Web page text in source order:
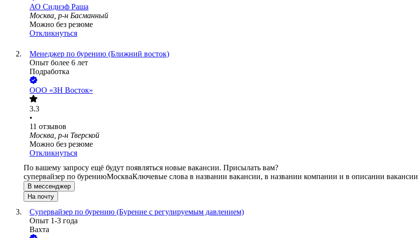
АО Сидиэф Раша
Москва, р-н Басманный
Можно без резюме
Откликнуться
Менеджер по бурению (Ближний восток)
Опыт более 6 лет
Подработка
ООО «ЗН Восток»
3.3
•
11 отзывов
Москва, р-н Тверской
Можно без резюме
Откликнуться
По вашему запросу ещё будут появляться новые вакансии. Присылать вам?
супервайзер по бурениюМоскваКлючевые слова в названии вакансии, в названии компании и в описании вакансии
В мессенджер
На почту
Супервайзер по бурению (Бурение с регулируемым давлением)
Опыт 1-3 года
Вахта